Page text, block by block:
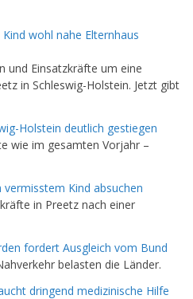
wohl nahe Elternhaus
und Einsatzkräfte um eine
in Schleswig-Holstein. Jetzt gibt
Holstein deutlich gestiegen
wie im gesamten Vorjahr –
Kind absuchen
in Preetz nach einer
fordert Ausgleich vom Bund
belasten die Länder.
dringend medizinische Hilfe